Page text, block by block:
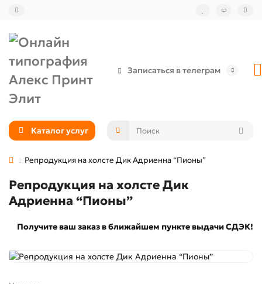
Записаться в телеграм
Каталог услуг
Репродукция на холсте Дик Адриенна “Пионы”
Репродукция на холсте Дик
Адриенна “Пионы”
Получите ваш заказ в ближайшем пункте выдачи СДЭК!